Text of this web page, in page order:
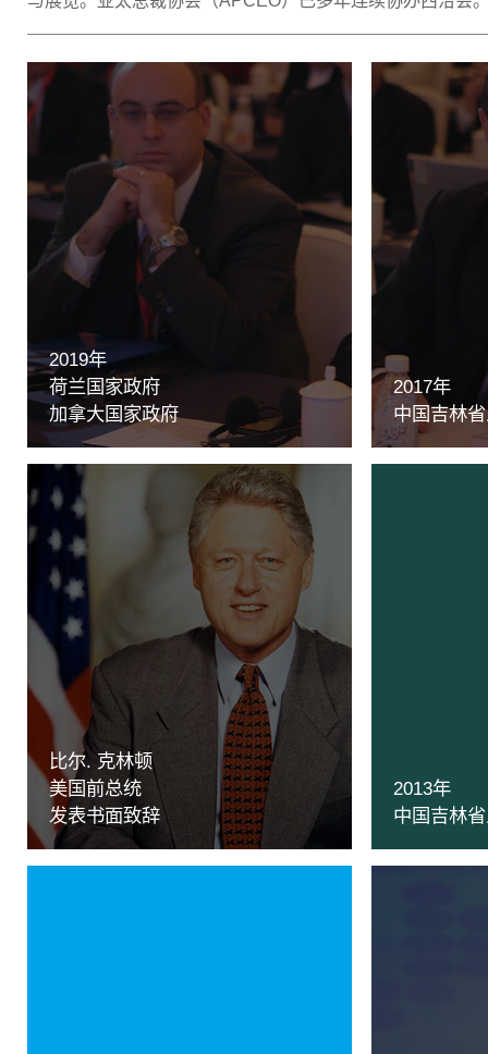
2019年
荷兰国家政府
加拿大国家政府
2017年
中国吉林
比尔. 克林顿
美国前总统
发表书面致辞
2013年
中国吉林